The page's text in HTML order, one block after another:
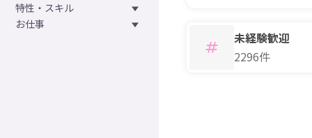
特性・スキル
お仕事
未経験歓迎
2296件